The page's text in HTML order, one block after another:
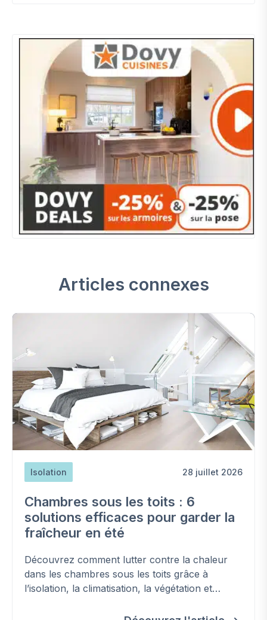
Articles connexes
Isolation 28 juillet 2026
Chambres sous les toits : 6
solutions efficaces pour garder la
fraîcheur en été
Découvrez comment lutter contre la chaleur
dans les chambres sous les toits grâce à
l’isolation, la climatisation, la végétation et